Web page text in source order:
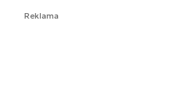
Reklama